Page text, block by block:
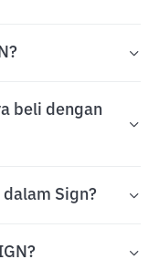
beli dengan
dalam Sign?